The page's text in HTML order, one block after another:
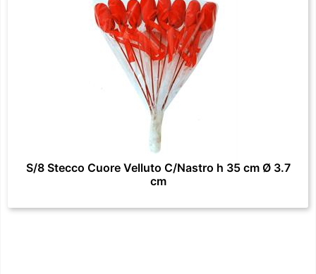
S/8 Stecco Cuore Velluto C/Nastro h 35 cm Ø 3.7
cm